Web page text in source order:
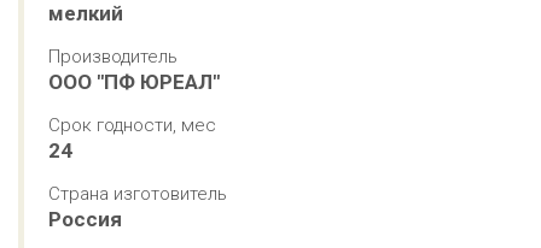
мелкий
Производитель
ООО "ПФ ЮРЕАЛ"
Срок годности, мес
24
Страна изготовитель
Россия